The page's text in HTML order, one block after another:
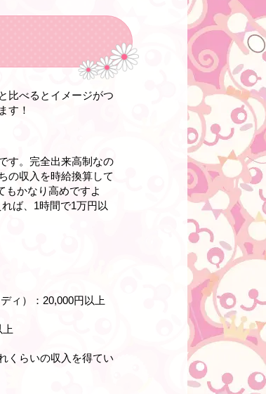
比べるとイメージがつ
す！
す。完全出来高制なの
の収入を時給換算して
もかなり高めですよ
ば、1時間で1万円以
ィ）：20,000円以上
くらいの収入を得てい